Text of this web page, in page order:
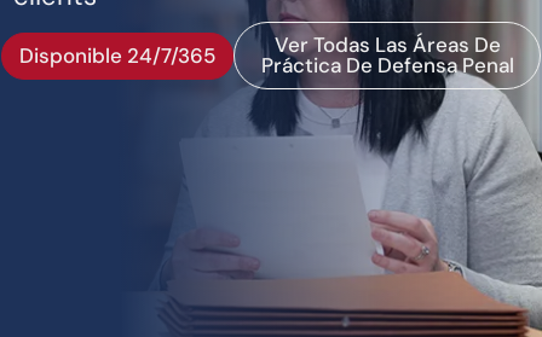
Disponible 24/7/365 Ver Todas Las Áreas De
Práctica De Defensa Penal